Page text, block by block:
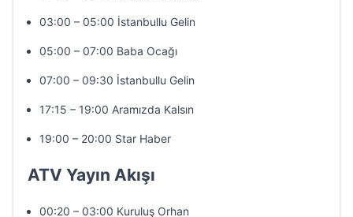
03:00 – 05:00 İstanbullu Gelin
05:00 – 07:00 Baba Ocağı
07:00 – 09:30 İstanbullu Gelin
17:15 – 19:00 Aramızda Kalsın
19:00 – 20:00 Star Haber
ATV Yayın Akışı
00:20 – 03:00 Kuruluş Orhan